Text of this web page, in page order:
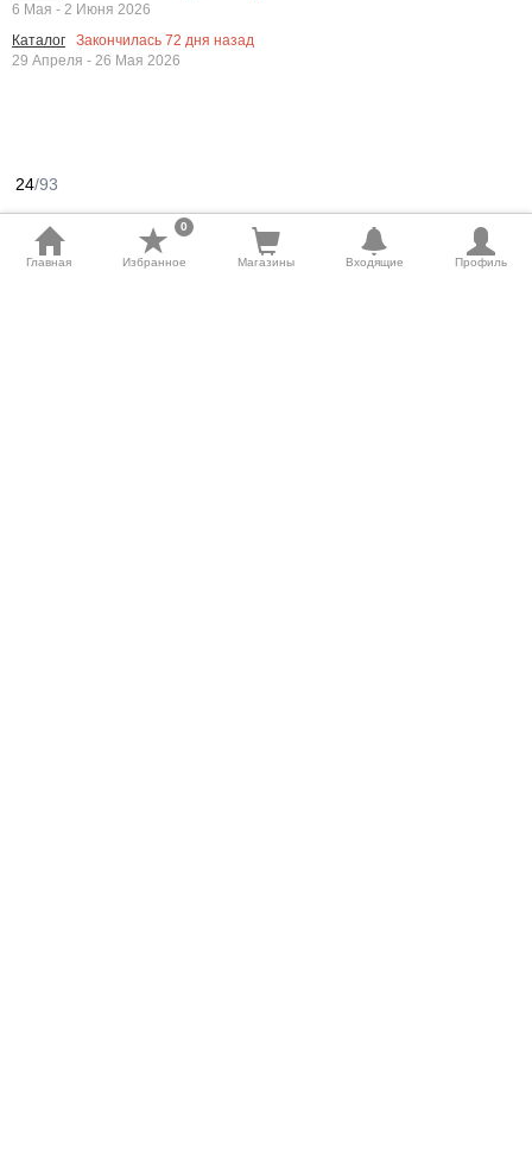
24/93
6 Мая - 2 Июня 2026
Каталог
Закончилась 72 дня назад
29 Апреля - 26 Мая 2026
Главная Избранное
0
Магазины Входящие Профиль